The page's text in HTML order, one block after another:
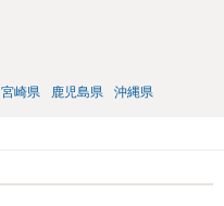
宮崎県 鹿児島県 沖縄県